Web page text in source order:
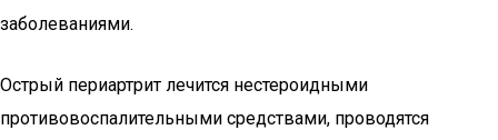
заболеваниями.
Острый периартрит лечится нестероидными
противовоспалительными средствами, проводятся